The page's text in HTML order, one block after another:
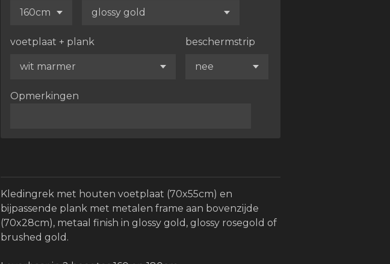
voetplaat + plank beschermstrip
Opmerkingen
Kledingrek met houten voetplaat (70x55cm) en
bijpassende plank met metalen frame aan bovenzijde
(70x28cm), metaal finish in glossy gold, glossy rosegold of
brushed gold.